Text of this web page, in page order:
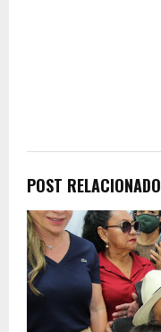
POST RELACIONADO